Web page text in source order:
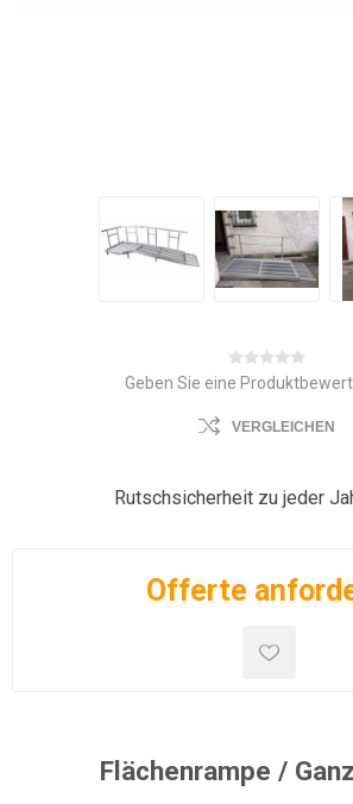
Geben Sie eine
VERGLEICHEN
Rutschsicherheit zu jeder
Offerte
Flächenrampe /